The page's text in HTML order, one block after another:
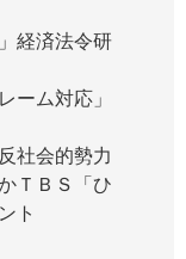
経済法令研
ーム対応」
社会的勢力
ＴＢＳ「ひ
ト